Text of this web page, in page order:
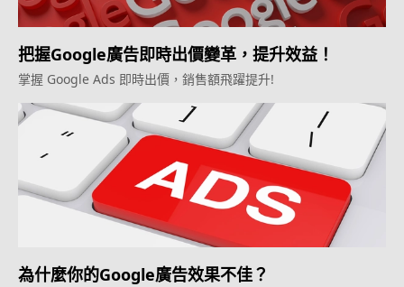
把握Google廣告即時出價變革，提升效益！
掌握 Google Ads 即時出價，銷售額飛躍提升!
為什麼你的Google廣告效果不佳？